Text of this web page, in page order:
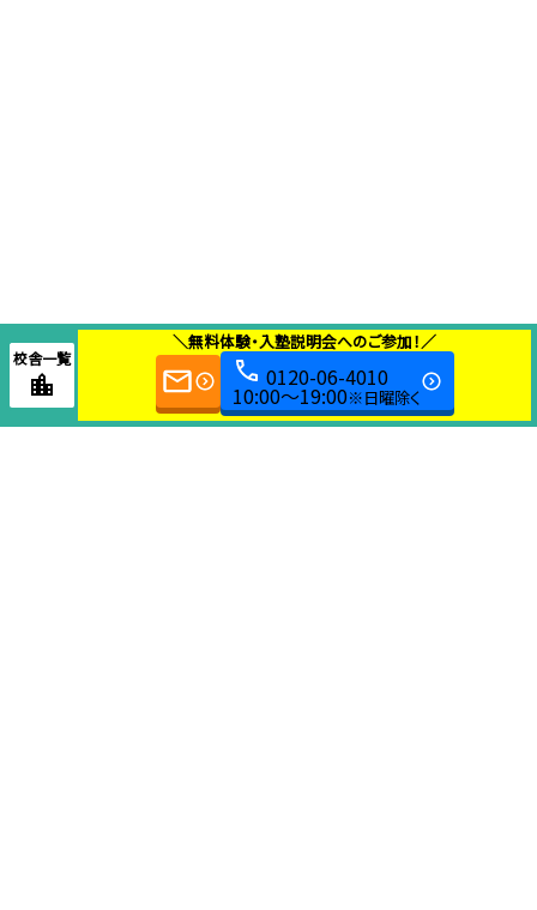
校舎一覧
＼無料体験・入塾説明会へのご参加！／
0120-06-4010
10:00～19:00※日曜除く